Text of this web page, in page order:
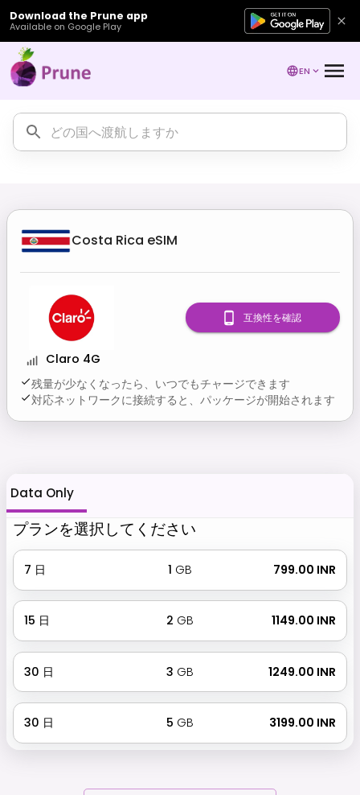
Download the Prune app
Available on Google Play
EN
Costa Rica eSIM
Claro 4G
残量が少なくなったら、いつでもチャージできます
対応ネットワークに接続すると、パッケージが開始されます
互換性を確認
Data Only
プランを選択してください
7 日 1 GB ₹ 799.00 INR
15 日 2 GB ₹ 1149.00 INR
30 日 3 GB ₹ 1249.00 INR
30 日 5 GB ₹ 3199.00 INR